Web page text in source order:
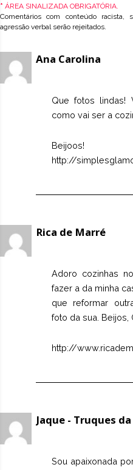
* ÁREA SINALIZADA OBRIGATÓRIA.
Comentários com conteúdo racista,
agressão verbal serão rejeitados.
Ana Carolina
Que fotos lindas!
como vai ser a
Beijoos!
http://
Rica de Marré
Adoro cozinhas
fazer a da minha
que reformar
foto da sua. Beijos,
http://
Jaque - Truques
Sou apaixonada